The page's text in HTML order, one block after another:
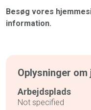
Besøg vores
information.
Oplysninger om
Arbejdsplads
Not specified